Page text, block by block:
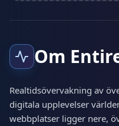
Om
Realtidsövervakning av
digitala upplevelser
webbplatser ligger nere,